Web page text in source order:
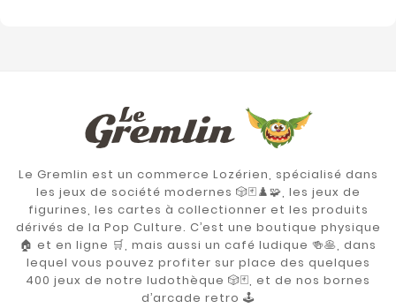
Le Gremlin est un commerce Lozérien, spécialisé dans
les jeux de société modernes 🎲🃏♟️🧩, les jeux de
figurines, les cartes à collectionner et les produits
dérivés de la Pop Culture. C’est une boutique physique
🏠 et en ligne 🛒, mais aussi un café ludique 🍻🥞, dans
lequel vous pouvez profiter sur place des quelques
400 jeux de notre ludothèque 🎲🃏, et de nos bornes
d’arcade retro 🕹️